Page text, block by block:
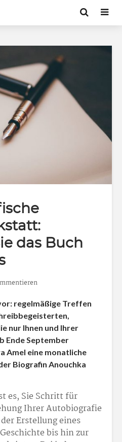
das Buch
regelmäßige Treffen
nur Ihnen und Ihrer
Ende September
Amel eine monatliche
Biografin Anouchka
es, Sie Schritt für
Ihrer Autobiografie
Erstellung eines
bis hin zur